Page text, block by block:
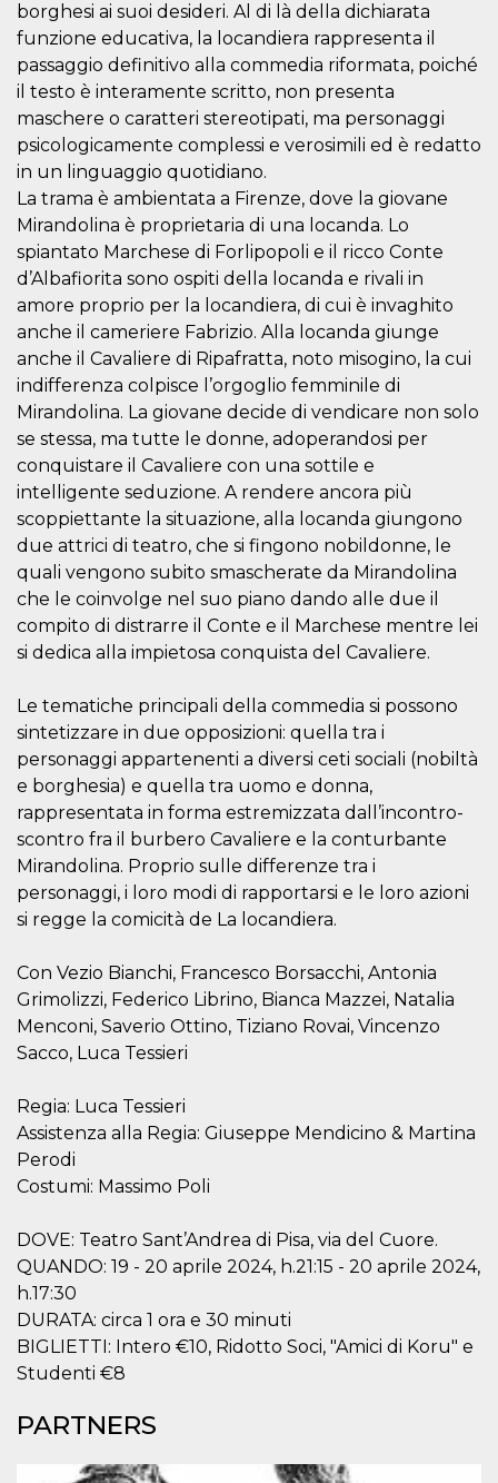
borghesi ai suoi desideri. Al di là della dichiarata
funzione educativa, la locandiera rappresenta il
passaggio definitivo alla commedia riformata, poiché
il testo è interamente scritto, non presenta
maschere o caratteri stereotipati, ma personaggi
psicologicamente complessi e verosimili ed è redatto
in un linguaggio quotidiano.
La trama è ambientata a Firenze, dove la giovane
Mirandolina è proprietaria di una locanda. Lo
spiantato Marchese di Forlipopoli e il ricco Conte
d’Albafiorita sono ospiti della locanda e rivali in
amore proprio per la locandiera, di cui è invaghito
anche il cameriere Fabrizio. Alla locanda giunge
anche il Cavaliere di Ripafratta, noto misogino, la cui
indifferenza colpisce l’orgoglio femminile di
Mirandolina. La giovane decide di vendicare non solo
se stessa, ma tutte le donne, adoperandosi per
conquistare il Cavaliere con una sottile e
intelligente seduzione. A rendere ancora più
scoppiettante la situazione, alla locanda giungono
due attrici di teatro, che si fingono nobildonne, le
quali vengono subito smascherate da Mirandolina
che le coinvolge nel suo piano dando alle due il
compito di distrarre il Conte e il Marchese mentre lei
si dedica alla impietosa conquista del Cavaliere.
Le tematiche principali della commedia si possono
sintetizzare in due opposizioni: quella tra i
personaggi appartenenti a diversi ceti sociali (nobiltà
e borghesia) e quella tra uomo e donna,
rappresentata in forma estremizzata dall’incontro-
scontro fra il burbero Cavaliere e la conturbante
Mirandolina. Proprio sulle differenze tra i
personaggi, i loro modi di rapportarsi e le loro azioni
si regge la comicità de La locandiera.
Con Vezio Bianchi, Francesco Borsacchi, Antonia
Grimolizzi, Federico Librino, Bianca Mazzei, Natalia
Menconi, Saverio Ottino, Tiziano Rovai, Vincenzo
Sacco, Luca Tessieri
Regia: Luca Tessieri
Assistenza alla Regia: Giuseppe Mendicino & Martina
Perodi
Costumi: Massimo Poli
DOVE: Teatro Sant’Andrea di Pisa, via del Cuore.
QUANDO: 19 - 20 aprile 2024, h.21:15 - 20 aprile 2024,
h.17:30
DURATA: circa 1 ora e 30 minuti
BIGLIETTI: Intero €10, Ridotto Soci, "Amici di Koru" e
Studenti €8
PARTNERS
wordpress_test_cookie
Automattic
Inc.
.oooh.events
Used on
sites built
with
Wordpress.
Tests
whether or
not the
browser has
cookies
PHPSESSID
PHP.net
oooh.events
Session
Cookie
generated
by
applications
the PHP
language.
This is a
general
purpose
identifier
used to
maintain
user session
variables. It
is normally a
random
number,
how it is
used can be
specific to
the site, but
a good
example is
maintaining
a logged-in
status for a
between
m
Stripe
1 year 1
month
This cookie
is generally
performance
and
processing
facilitating
the browser
to make
CookieScriptConsent
CookieScript
oooh.events
4 weeks 2
days
This cookie
is used by
Cookie-
service to
It is
necessary
properly.
Storage declaration
Name
Storage
type
fbssls_314278995690155
Session
storage